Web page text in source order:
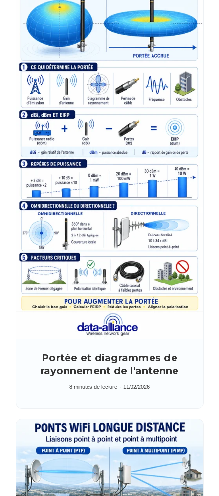
Portée et diagrammes de
rayonnement de l'antenne
8 minutes de lecture 11/02/2026